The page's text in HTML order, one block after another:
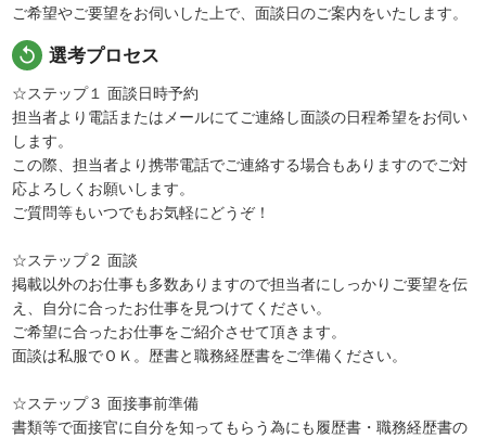
ご希望やご要望をお伺いした上で、面談日のご案内をいたします。
replay 選考プロセス
☆ステップ１ 面談日時予約
担当者より電話またはメールにてご連絡し面談の日程希望をお伺い
します。
この際、担当者より携帯電話でご連絡する場合もありますのでご対
応よろしくお願いします。
ご質問等もいつでもお気軽にどうぞ！
☆ステップ２ 面談
掲載以外のお仕事も多数ありますので担当者にしっかりご要望を伝
え、自分に合ったお仕事を見つけてください。
ご希望に合ったお仕事をご紹介させて頂きます。
面談は私服でＯＫ。歴書と職務経歴書をご準備ください。
☆ステップ３ 面接事前準備
書類等で面接官に自分を知ってもらう為にも履歴書・職務経歴書の